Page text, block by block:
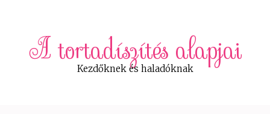
A tortadíszítés alapjai
Kezdőknek és haladóknak